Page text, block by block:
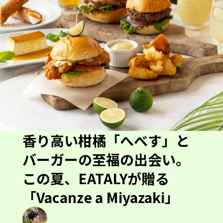
香り高い柑橘「へべす」と
バーガーの至福の出会い。
この夏、EATALYが贈る
「Vacanze a Miyazaki」